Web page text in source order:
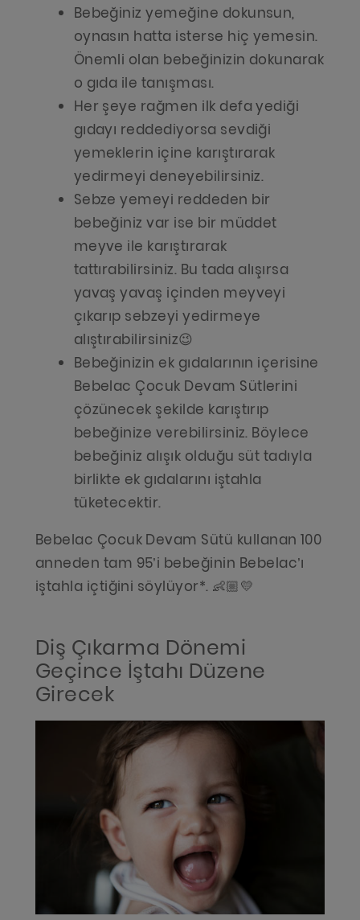
Bebeğiniz yemeğine dokunsun,
oynasın hatta isterse hiç yemesin.
Önemli olan bebeğinizin dokunarak
o gıda ile tanışması.
Her şeye rağmen ilk defa yediği
gıdayı reddediyorsa sevdiği
yemeklerin içine karıştırarak
yedirmeyi deneyebilirsiniz.
Sebze yemeyi reddeden bir
bebeğiniz var ise bir müddet
meyve ile karıştırarak
tattırabilirsiniz. Bu tada alışırsa
yavaş yavaş içinden meyveyi
çıkarıp sebzeyi yedirmeye
alıştırabilirsiniz😉
Bebeğinizin ek gıdalarının içerisine
Bebelac Çocuk Devam Sütlerini
çözünecek şekilde karıştırıp
bebeğinize verebilirsiniz. Böylece
bebeğiniz alışık olduğu süt tadıyla
birlikte ek gıdalarını iştahla
tüketecektir.
Bebelac Çocuk Devam Sütü kullanan 100
anneden tam 95’i bebeğinin Bebelac’ı
iştahla içtiğini söylüyor*. 👶🏼💛
Diş Çıkarma Dönemi
Geçince İştahı Düzene
Girecek